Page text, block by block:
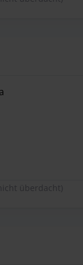
überdacht)